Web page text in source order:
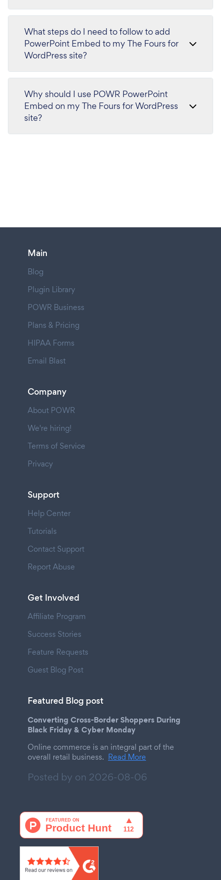
What steps do I need to follow to add
PowerPoint Embed to my The Fours for
WordPress site?
Why should I use POWR PowerPoint
Embed on my The Fours for WordPress
site?
Main
Blog
Plugin Library
POWR Business
Plans & Pricing
HIPAA Forms
Email Blast
Company
About POWR
We're hiring!
Terms of Service
Privacy
Support
Help Center
Tutorials
Contact Support
Report Abuse
Get Involved
Affiliate Program
Success Stories
Feature Requests
Guest Blog Post
Featured Blog post
Converting Cross-Border Shoppers During
Black Friday & Cyber Monday
Online commerce is an integral part of the
overall retail business. Read More
Posted by on 2026-08-06